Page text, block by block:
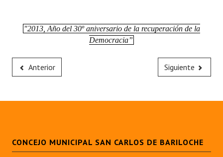
"2013, Año del 30º aniversario de la recuperación de la
Democracia”
Anterior Siguiente
CONCEJO MUNICIPAL SAN CARLOS DE BARILOCHE